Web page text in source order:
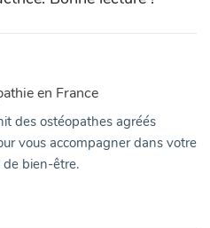
en France
des ostéopathes agréés
vous accompagner dans votre
de bien-être.